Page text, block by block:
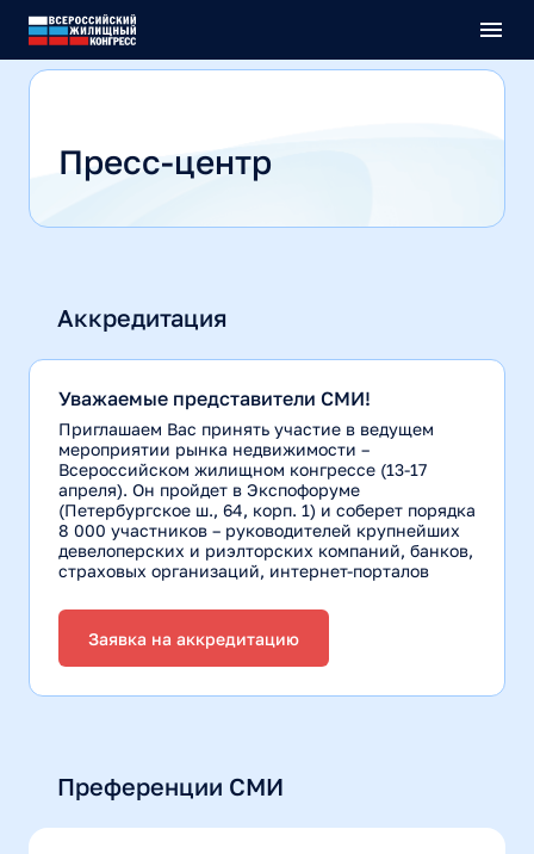
Отзывы
Оргкомитет
Контакты
Мероприятия
Высшие брокерские курсы
Премии и конкурсы
Онлайн конгресс
Выставка недвижимости
Размещение в отелях
Афиша
Партнеры
Информпартнеры
Стать партнером
Соорганизаторы
Регистрация
Войти в личный кабинет
Пресс-центр
Аккредитация
Уважаемые представители СМИ!
Приглашаем Вас принять участие в ведущем
мероприятии рынка недвижимости –
Всероссийском жилищном конгрессе (13-17
апреля). Он пройдет в Экспофоруме
(Петербургское ш., 64, корп. 1) и соберет порядка
8 000 участников – руководителей крупнейших
девелоперских и риэлторских компаний, банков,
страховых организаций, интернет-порталов
Заявка на аккредитацию
Преференции СМИ